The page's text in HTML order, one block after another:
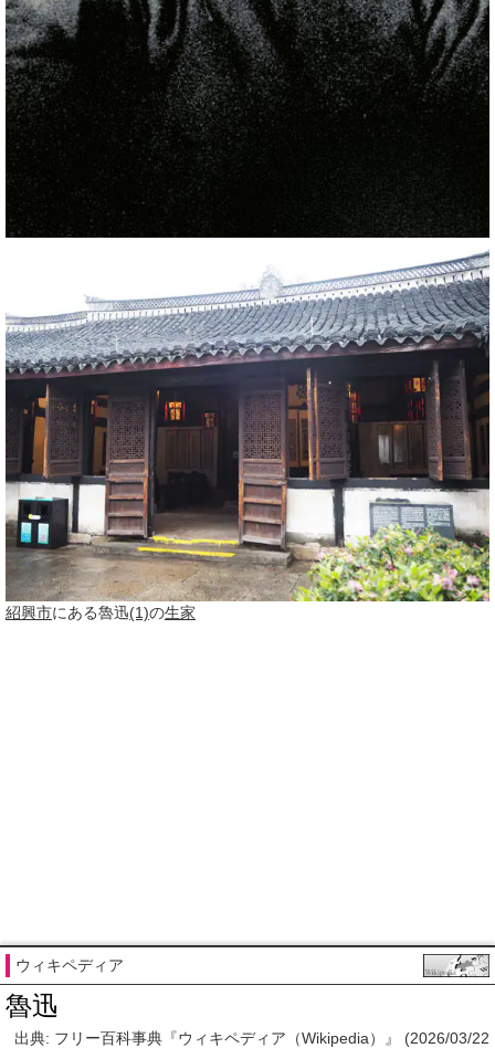
紹興市にある魯迅(1)の生家
ウィキペディア
魯迅
出典: フリー百科事典『ウィキペディア（Wikipedia）』 (2026/03/22